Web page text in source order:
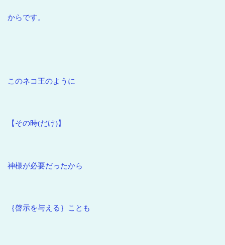
からです。
このネコ王のように
【その時(だけ)】
神様が必要だったから
｛啓示を与える｝ことも